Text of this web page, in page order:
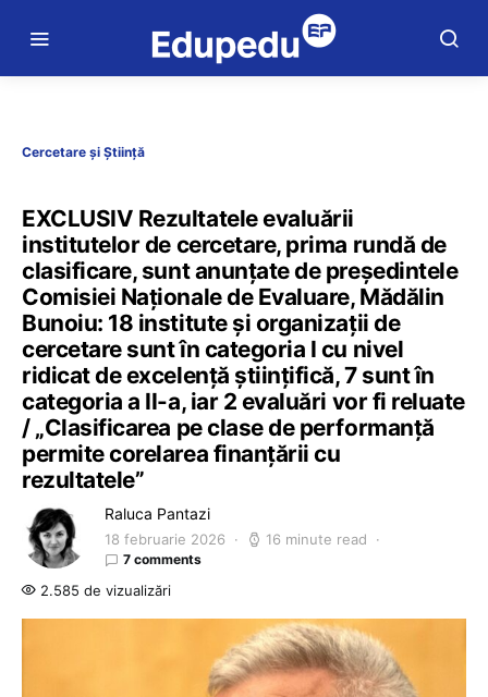
Cercetare și Știință
EXCLUSIV Rezultatele evaluării
institutelor de cercetare, prima rundă de
clasificare, sunt anunțate de președintele
Comisiei Naționale de Evaluare, Mădălin
Bunoiu: 18 institute și organizații de
cercetare sunt în categoria I cu nivel
ridicat de excelență științifică, 7 sunt în
categoria a II-a, iar 2 evaluări vor fi reluate
/ „Clasificarea pe clase de performanță
permite corelarea finanțării cu
rezultatele”
Raluca Pantazi
18 februarie 2026 16 minute read
7 comments
2.585 de vizualizări